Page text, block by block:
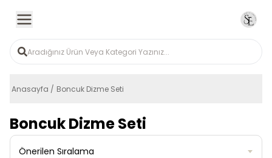
Anasayfa Boncuk Dizme Seti
Boncuk Dizme Seti
Önerilen Sıralama